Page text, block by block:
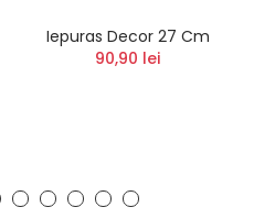
Iepuras Decor 27 Cm
90,90 lei